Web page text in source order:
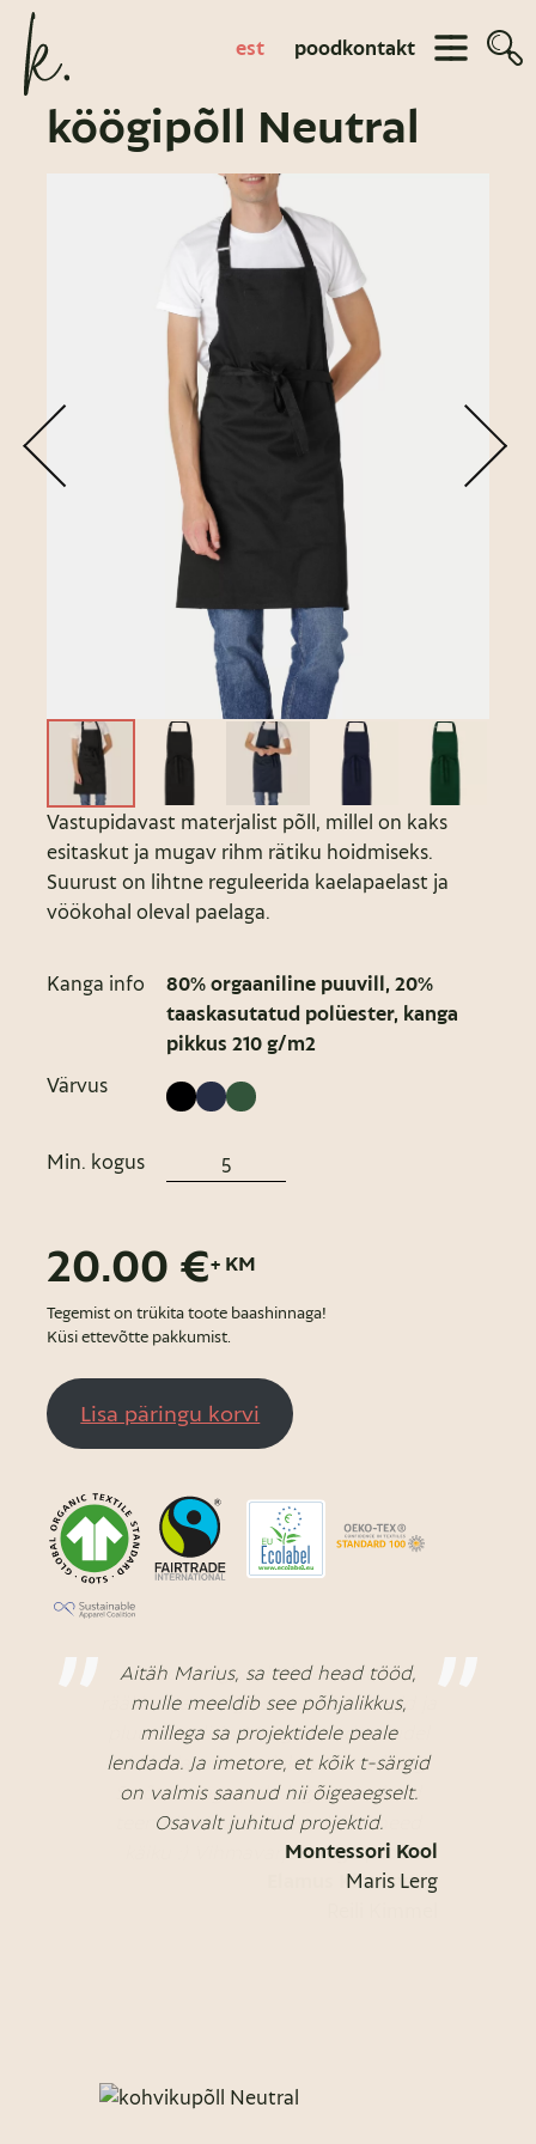
est poodkontakt
köögipõll Neutral
Vastupidavast materjalist põll, millel on kaks
esitaskut ja mugav rihm rätiku hoidmiseks.
Suurust on lihtne reguleerida kaelapaelast ja
vöökohal oleval paelaga.
Kanga info
80% orgaaniline puuvill, 20%
taaskasutatud polüester, kanga
pikkus 210 g/m2
Värvus
Min. kogus
20.00 €+ KM
Tegemist on trükita toote baashinnaga!
Küsi ettevõtte pakkumist.
Lisa päringu korvi
Aitäh Marius, sa teed head tööd,
mulle meeldib see põhjalikkus,
millega sa projektidele peale
lendada. Ja imetore, et kõik t-särgid
on valmis saanud nii õigeaegselt.
Osavalt juhitud projektid.
Montessori Kool
Maris Lerg